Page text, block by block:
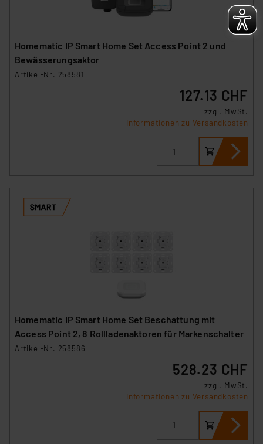
Homematic IP Smart Home Set Access Point 2 und
Bewässerungsaktor
Artikel-Nr. 258581
127.13 CHF
zzgl. MwSt.
Informationen zu Versandkosten
Homematic IP Smart Home Set Beschattung mit
Access Point 2, 8 Rollladenaktoren für Markenschalter
Artikel-Nr. 258586
528.23 CHF
zzgl. MwSt.
Informationen zu Versandkosten